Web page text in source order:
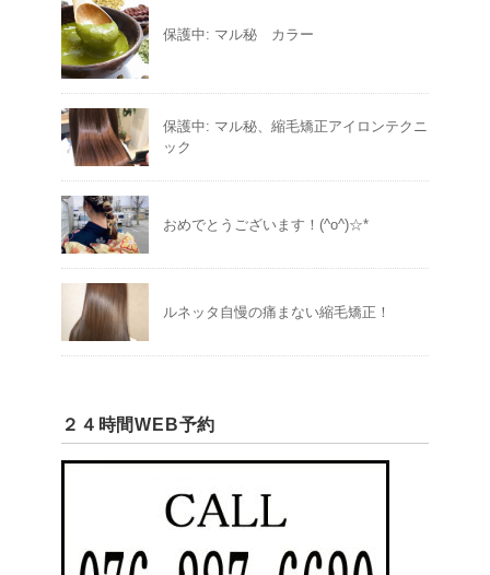
保護中: マル秘 カラー
保護中: マル秘、縮毛矯正アイロンテクニ
ック
おめでとうございます！(^o^)☆*
ルネッタ自慢の痛まない縮毛矯正！
２４時間WEB予約